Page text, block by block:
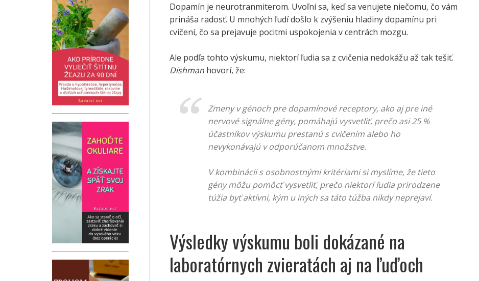
Dopamín je neurotranmiterom. Uvoľní sa, keď sa venujete niečomu, čo vám
prináša radosť. U mnohých ľudí došlo k zvýšeniu hladiny dopamínu pri
cvičení, čo sa prejavuje pocitmi uspokojenia v centrách mozgu.
Ale podľa tohto výskumu, niektorí ľudia sa z cvičenia nedokážu až tak tešiť.
Dishman hovorí, že:
Zmeny v génoch pre dopamínové receptory, ako aj pre iné
nervové signálne gény, pomáhajú vysvetliť, prečo asi 25 %
účastníkov výskumu prestanú s cvičením alebo ho
nevykonávajú v odporúčanom množstve.
V kombinácii s osobnostnými kritériami si myslíme, že tieto
gény môžu pomôcť vysvetliť, prečo niektorí ľudia prirodzene
túžia byť aktívni, kým u iných sa táto túžba nikdy neprejaví.
Výsledky výskumu boli dokázané na
laboratórnych zvieratách aj na ľuďoch